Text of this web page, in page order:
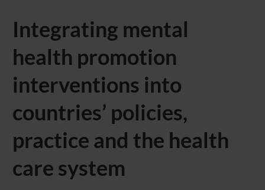
Integrating mental
health promotion
interventions into
countries’ policies,
practice and the health
care system